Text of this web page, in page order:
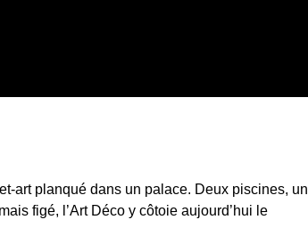
art planqué dans un palace. Deux piscines, un
figé, l’Art Déco y côtoie aujourd’hui le